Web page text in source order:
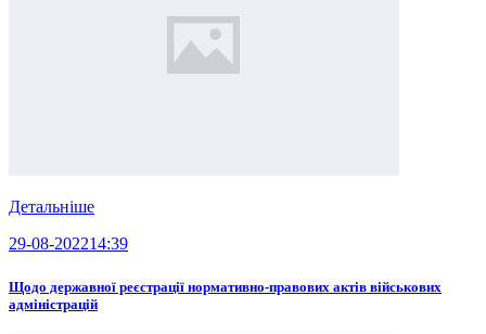
Детальніше
29-08-202214:39
Щодо державної реєстрації нормативно-правових актів військових
адміністрацій